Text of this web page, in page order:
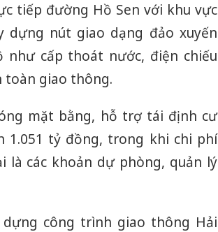
tiếp đường Hồ Sen với khu vực
dựng nút giao dạng đảo xuyến
cấp thoát nước, điện chiếu
toàn giao thông.
mặt bằng, hỗ trợ tái định cư
1.051 tỷ đồng, trong khi chi phí
là các khoản dự phòng, quản lý
công trình giao thông Hải